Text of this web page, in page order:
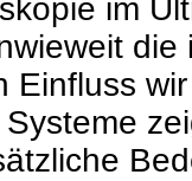
im
Einfluss